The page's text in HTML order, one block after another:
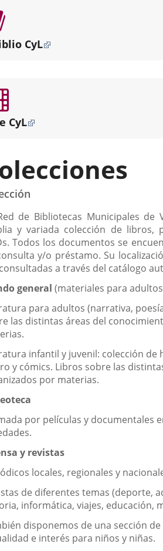
de
de
a
los
de
la
ciudad.
CyL
CyL
de Bibliotecas Municipales de
y variada colección de libros,
Todos los documentos se
y/o préstamo. Su
a través del catálogo
general (materiales para
para adultos (narrativa,
las distintas áreas del
infantil y juvenil: colección de
y cómics. Libros sobre las
por materias.
por películas y documentales
y revistas
locales, regionales y
de diferentes temas (deporte,
informática, viajes, educación,
disponemos de una sección
e interés para niños y niñas.